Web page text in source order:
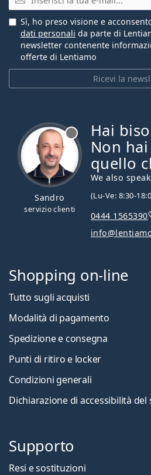
Ricevi la
Sì, ho preso visione e
dati personali da parte di
newsletter contenente
offerte di Lentiamo
Sandro
servizio clienti
Hai
Non
quello
We also
(Lu-Ve: 8:30-
0444 1565390
Shopping on-line
Tutto sugli acquisti
Modalità di pagamento
Spedizione e consegna
Punti di ritiro e locker
Condizioni generali
Dichiarazione di accessibilità del
Supporto
Resi e sostituzioni